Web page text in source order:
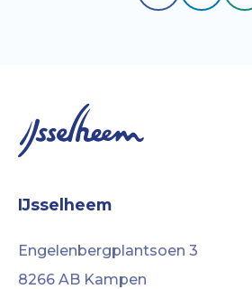
IJsselheem
Engelenbergplantsoen 3
8266 AB Kampen